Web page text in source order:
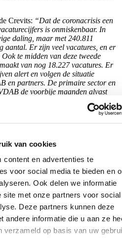
van cookies
content en advertenties te
voor social media te bieden en
Ook delen we informatie
met onze partners voor social
Deze partners kunnen deze
andere informatie die u aan ze
verzameld op basis van uw
Crevits: “Dat de coronacrisis een
is onmiskenbaar. In
daling, maar met 240.811
aantal. Er zijn veel vacatures, en er
te midden van deze tweede
van nog 18.227 vacatures. Er
alert en volgen de situatie
en partners. De primaire sector en
de voorbije maanden alvast
in de zoektocht naar personeel.
maanden en jaren zijn
uitzendsector heeft het voorbije jaar
mailadres
Crevits te ontvangen op